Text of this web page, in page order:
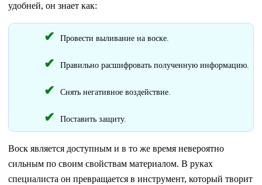
удобней, он знает как:
Провести выливание на воске.
Правильно расшифровать полученную информацию.
Снять негативное воздействие.
Поставить защиту.
Воск является доступным и в то же время невероятно
сильным по своим свойствам материалом. В руках
специалиста он превращается в инструмент, который творит